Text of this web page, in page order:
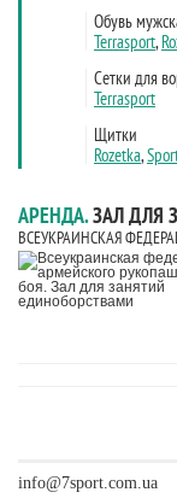
АРЕНДА.ЗАЛ ДЛЯ
ВСЕУКРАИНСКАЯ
info@7sport.com.ua